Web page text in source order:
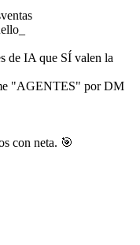
de IA que SÍ valen la
"AGENTES" por DM
con neta. 🎯